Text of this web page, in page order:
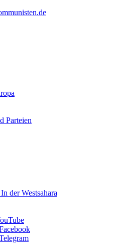
Parteien
der Westsahara